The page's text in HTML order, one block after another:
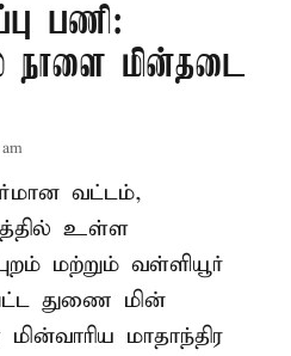
பணி:
நாளை மின்தடை
வட்டம்,
உள்ள
மற்றும் வள்ளியூர்
துணை மின்
மாதாந்திர